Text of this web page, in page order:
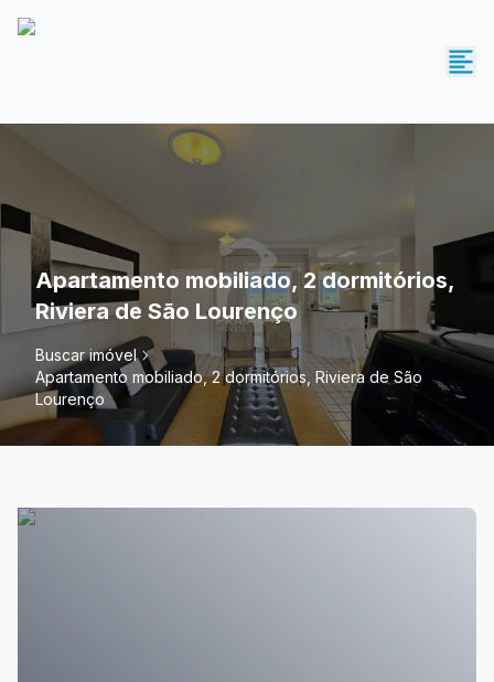
Apartamento mobiliado, 2 dormitórios,
Riviera de São Lourenço
Buscar imóvel
Apartamento mobiliado, 2 dormitórios, Riviera de São
Lourenço